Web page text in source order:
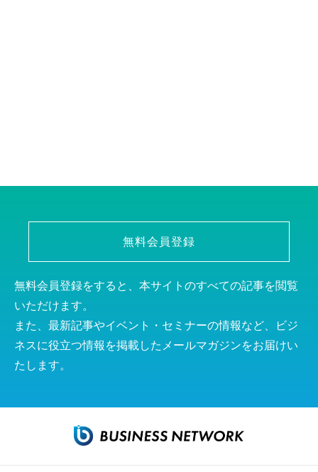
無料会員登録
無料会員登録をすると、本サイトのすべての記事を閲覧
いただけます。
また、最新記事やイベント・セミナーの情報など、ビジ
ネスに役立つ情報を掲載したメールマガジンをお届けい
たします。